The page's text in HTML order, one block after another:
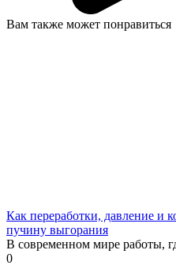
Вам также может понравиться
Как переработки, давление и
пучину выгорания
В современном мире работы,
0